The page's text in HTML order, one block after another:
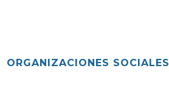
ORGANIZACIONES SOCIALES